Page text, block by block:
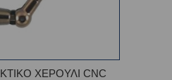
ΧΕΡΟΥΛΙ CNC